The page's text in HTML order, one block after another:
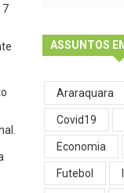
7
ASSUNTOS
Araraquara
Covid19
Economia
Futebol